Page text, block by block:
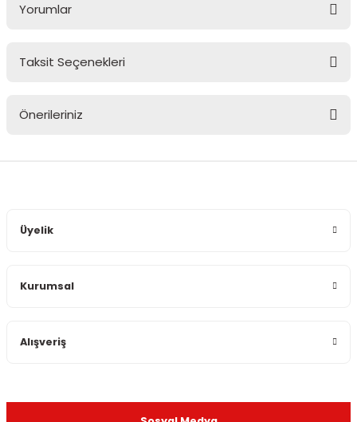
Yorumlar
Taksit Seçenekleri
Önerileriniz
Ürün bilgilerinde hatalar bulunuyor.
Üyelik
Kurumsal
Alışveriş